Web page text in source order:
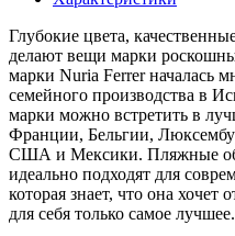
Глубокие цвета,
делают вещи марки
марки Nuria Ferrer началась
семейного производства в
марки можно встретить в
Франции, Бельгии,
США и Мексики. Пляжные
идеально подходят для
которая знает, что она
для себя только самое лучшее.